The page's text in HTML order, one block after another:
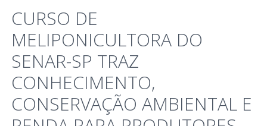
CURSO DE
MELIPONICULTORA DO
SENAR-SP TRAZ
CONHECIMENTO,
CONSERVAÇÃO AMBIENTAL E